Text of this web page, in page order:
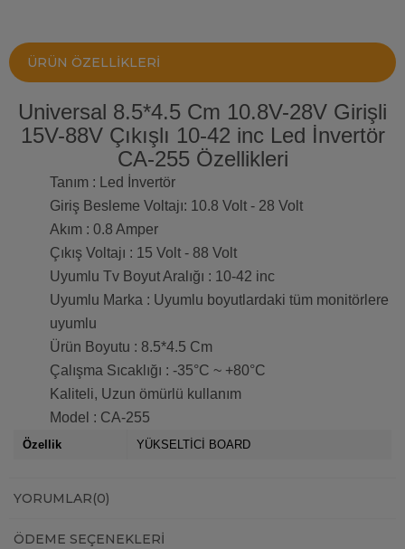
ÜRÜN ÖZELLIKLERI
Universal 8.5*4.5 Cm 10.8V-28V Girişli
15V-88V Çıkışlı 10-42 inc Led İnvertör
CA-255 Özellikleri
Tanım : Led İnvertör
Giriş Besleme Voltajı: 10.8 Volt - 28 Volt
Akım : 0.8 Amper
Çıkış Voltajı : 15 Volt - 88 Volt
Uyumlu Tv Boyut Aralığı : 10-42 inc
Uyumlu Marka : Uyumlu boyutlardaki tüm monitörlere
uyumlu
Ürün Boyutu : 8.5*4.5 Cm
Çalışma Sıcaklığı : -35°C ~ +80°C
Kaliteli, Uzun ömürlü kullanım
Model : CA-255
Özellik YÜKSELTİCİ BOARD
YORUMLAR(0)
ÖDEME SEÇENEKLERI